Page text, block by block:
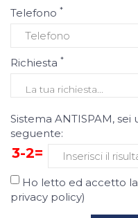
Telefono *
Richiesta *
Sistema ANTISPAM,
seguente:
3-2=
Ho letto ed accetto
privacy policy)